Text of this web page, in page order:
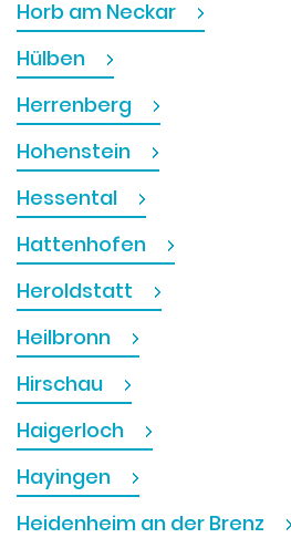
Horb am Neckar
Hülben
Herrenberg
Hohenstein
Hessental
Hattenhofen
Heroldstatt
Heilbronn
Hirschau
Haigerloch
Hayingen
Heidenheim an der Brenz